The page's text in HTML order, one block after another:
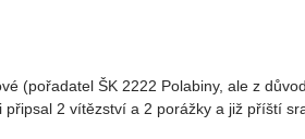
(pořadatel ŠK 2222 Polabiny, ale z
2 vítězství a 2 porážky a již příští